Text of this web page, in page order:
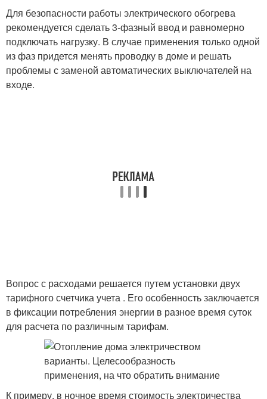
Для безопасности работы электрического обогрева
рекомендуется сделать 3-фазный ввод и равномерно
подключать нагрузку. В случае применения только одной
из фаз придется менять проводку в доме и решать
проблемы с заменой автоматических выключателей на
входе.
Вопрос с расходами решается путем установки двух
тарифного счетчика учета . Его особенность заключается
в фиксации потребления энергии в разное время суток
для расчета по различным тарифам.
К примеру, в ночное время стоимость электричества